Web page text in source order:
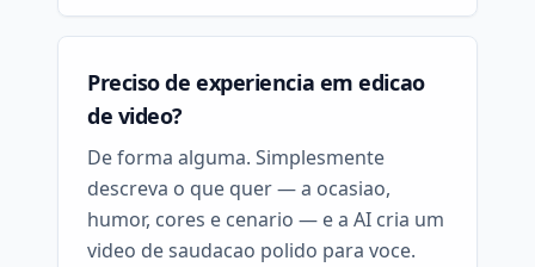
Preciso de experiencia em edicao
de video?
De forma alguma. Simplesmente
descreva o que quer — a ocasiao,
humor, cores e cenario — e a AI cria um
video de saudacao polido para voce.